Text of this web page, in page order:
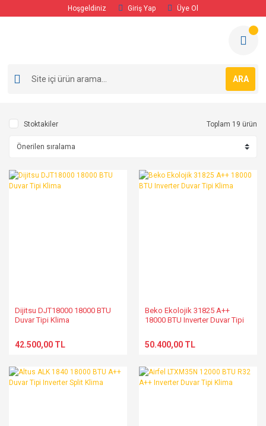
Hoşgeldiniz Giriş Yap Üye Ol
ARA
Stoktakiler Toplam 19 ürün
Dijitsu DJT18000 18000 BTU
Duvar Tipi Klima
42.500,00 TL
Beko Ekolojik 31825 A++
18000 BTU Inverter Duvar Tipi
50.400,00 TL